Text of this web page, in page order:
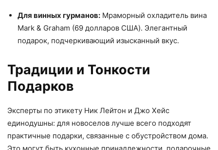
Для винных гурманов: Мраморный охладитель вина
Mark & Graham (69 долларов США). Элегантный
подарок, подчеркивающий изысканный вкус.
Традиции и Тонкости
Подарков
Эксперты по этикету Ник Лейтон и Джо Хейс
единодушны: для новоселов лучше всего подходят
практичные подарки, связанные с обустройством дома.